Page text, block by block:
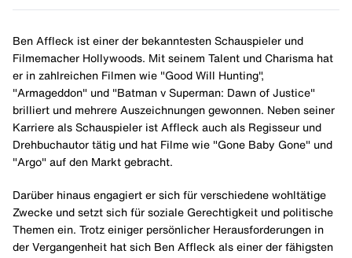
Ben Affleck ist einer der bekanntesten Schauspieler und
Filmemacher Hollywoods. Mit seinem Talent und Charisma hat
er in zahlreichen Filmen wie "Good Will Hunting",
"Armageddon" und "Batman v Superman: Dawn of Justice"
brilliert und mehrere Auszeichnungen gewonnen. Neben seiner
Karriere als Schauspieler ist Affleck auch als Regisseur und
Drehbuchautor tätig und hat Filme wie "Gone Baby Gone" und
"Argo" auf den Markt gebracht.
Darüber hinaus engagiert er sich für verschiedene wohltätige
Zwecke und setzt sich für soziale Gerechtigkeit und politische
Themen ein. Trotz einiger persönlicher Herausforderungen in
der Vergangenheit hat sich Ben Affleck als einer der fähigsten